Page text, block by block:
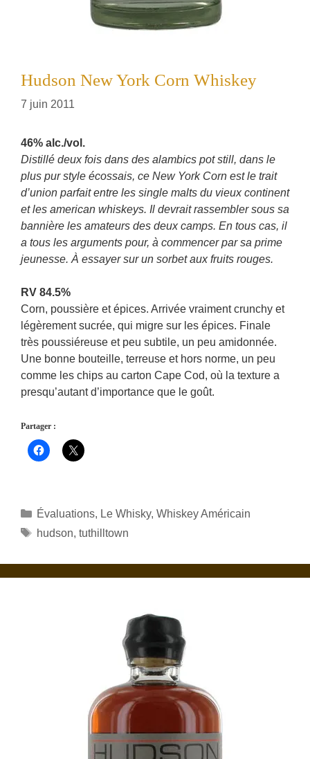
Hudson New York Corn Whiskey
7 juin 2011
46% alc./vol.
Distillé deux fois dans des alambics pot still, dans le
plus pur style écossais, ce New York Corn est le trait
d’union parfait entre les single malts du vieux continent
et les american whiskeys. Il devrait rassembler sous sa
bannière les amateurs des deux camps. En tous cas, il
a tous les arguments pour, à commencer par sa prime
jeunesse. À essayer sur un sorbet aux fruits rouges.
RV 84.5%
Corn, poussière et épices. Arrivée vraiment crunchy et
légèrement sucrée, qui migre sur les épices. Finale
très poussiéreuse et peu subtile, un peu amidonnée.
Une bonne bouteille, terreuse et hors norme, un peu
comme les chips au carton Cape Cod, où la texture a
presqu’autant d’importance que le goût.
Partager :
Catégories
Évaluations, Le Whisky, Whiskey Américain
Étiquettes
hudson, tuthilltown